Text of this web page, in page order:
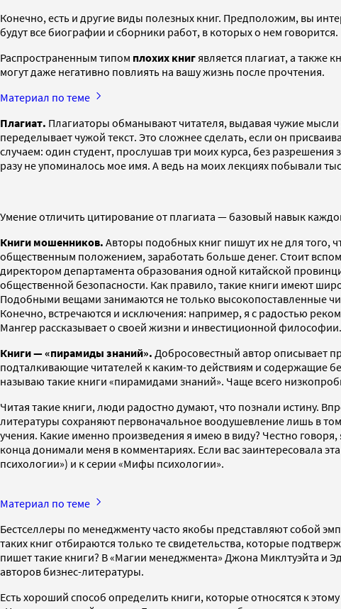
Конечно, есть и другие виды полезных книг. Предположим, вы
будут все биографии и сборники работ, в которых о нем говорится.
Распространенным типом плохих книг является плагиат, а также
могут даже негативно повлиять на вашу жизнь после прочтения.
Материал по теме
Плагиат. Плагиаторы обманывают читателя, выдавая чужие
переделывает чужой текст. Это сложнее сделать, если он
случаем: один студент, прослушав три моих курса, без
разу не упоминалось мое имя. А ведь на моих лекциях побывали
Умение отличить цитирование от плагиата — базовый навык
Книги мошенников. Авторы подобных книг пишут их не для того,
общественным положением, заработать больше денег. Стоит
директором департамента образования одной китайской
общественной безопасности. Как правило, такие книги имеют
Подобными вещами занимаются не только высокопоставленные
Конечно, встречаются и исключения: например, я с радостью
Мангер рассказывает о своей жизни и инвестиционной философии.
Книги — «пирамиды знаний». Добросовестный автор описывает
подталкивающие читателей к каким-то действиям и содержащие
называю такие книги «пирамидами знаний». Чаще всего
Читая такие книги, люди радостно думают, что познали истину.
литературы сохраняют первоначальное воодушевление лишь в
учения. Какие именно произведения я имею в виду? Честно
конца донимали меня в комментариях. Если вас заинтересовала
психологии») и к серии «Мифы психологии».
Материал по теме
Бестселлеры по менеджменту часто якобы представляют собой
таких книг отбираются только те свидетельства, которые
пишет такие книги? В «Магии менеджмента» Джона Миклтуэйта и
авторов бизнес-литературы.
Есть хороший способ определить книги, которые относятся к